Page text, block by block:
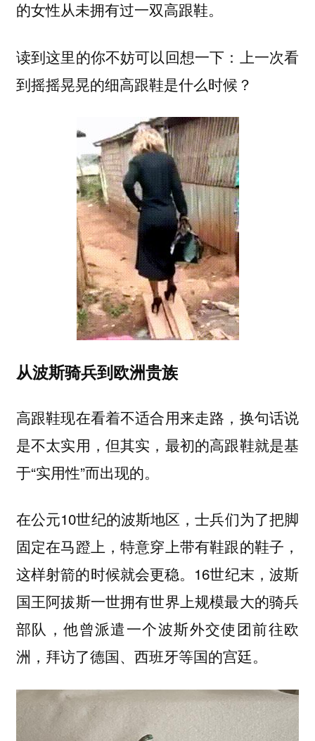
的女性从未拥有过一双高跟鞋。
读到这里的你不妨可以回想一下：上一次看
到摇摇晃晃的细高跟鞋是什么时候？
从波斯骑兵到欧洲贵族
高跟鞋现在看着不适合用来走路，换句话说
是不太实用，但其实，最初的高跟鞋就是基
于“实用性”而出现的。
在公元10世纪的波斯地区，士兵们为了把脚
固定在马蹬上，特意穿上带有鞋跟的鞋子，
这样射箭的时候就会更稳。16世纪末，波斯
国王阿拔斯一世拥有世界上规模最大的骑兵
部队，他曾派遣一个波斯外交使团前往欧
洲，拜访了德国、西班牙等国的宫廷。